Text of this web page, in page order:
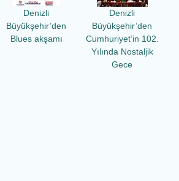
Denizli
Büyükşehir’den
Blues akşamı
Denizli
Büyükşehir’den
Cumhuriyet’in 102.
Yılında Nostaljik
Gece